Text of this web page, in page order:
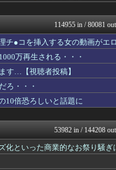
...
あにめりあ –...
男性様｜気団・生活
U-1 NEWS.
なんJ PRIDE
広島東洋カープまと
鬼女の宅配便 - 修羅場
かせまと！
まとめCUP
まとめたニュース
NEWSまとめもりー
浮気ちゃんねる
海外の万国反応記＠
ラビット速報
114955 in / 80081 out
チ●コを挿入する女の動画がエ
万再生される・・・
す…【視聴者投稿】
ろ・・・
10倍恐ろしいと話題に
53982 in / 144208 out
といった商業的なお祭り騒ぎ